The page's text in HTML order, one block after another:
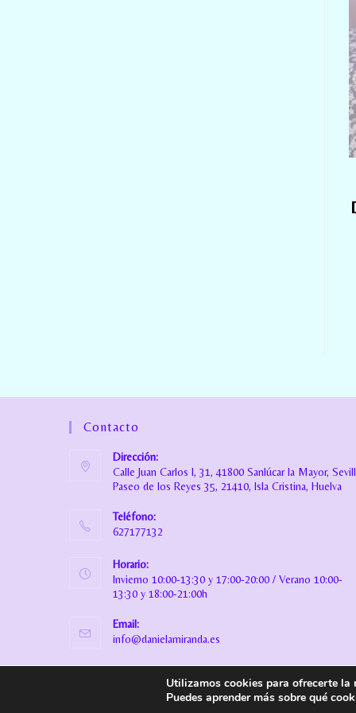
Contacto
Dirección:
Calle Juan Carlos I, 31, 41800 Sanlúcar la Mayor,
Paseo de los Reyes 35, 21410, Isla Cristina, Huelva
Teléfono:
627177132
Horario:
Invierno 10:00-13:30 y 17:00-20:00 / Verano 10:00-
13:30 y 18:00-21:00h
Email:
info@danielamiranda.es
Daniela Miranda Boutique Infantil. Todos los
Utilizamos cookies para ofrecerte la
Puedes aprender más sobre qué